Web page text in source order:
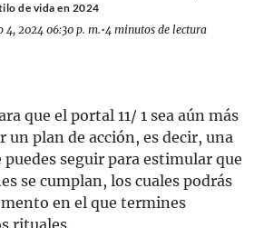
de vida en 2024
4, 2024 06:30 p. m.•4 minutos de lectura
que el portal 11/ 1 sea aún más
un plan de acción, es decir, una
puedes seguir para estimular que
se cumplan, los cuales podrás
en el que termines
rituales.